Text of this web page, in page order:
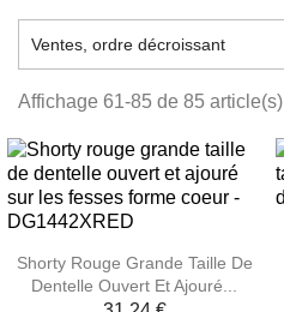
Ventes, ordre décroissant
Affichage 61-85 de 85 article(s)
Shorty Rouge Grande Taille De
Dentelle Ouvert Et Ajouré...